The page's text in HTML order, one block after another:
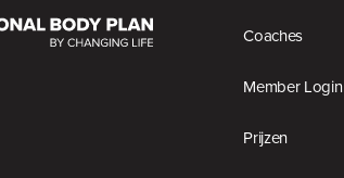
Coaches
Member Login
Prijzen